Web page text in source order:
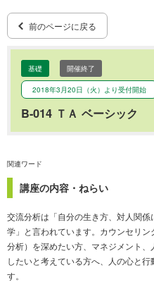
前のページに戻る
基礎 開催終了
2018年3月20日（火）より受付開始
B-014 ＴＡ ベーシック
関連ワード
講座の内容・ねらい
交流分析は「自分の生き方、対人関
学」と言われています。カウンセリ
分析）を深めたい方、マネジメント
したいと考えている方へ、人の心と
す。